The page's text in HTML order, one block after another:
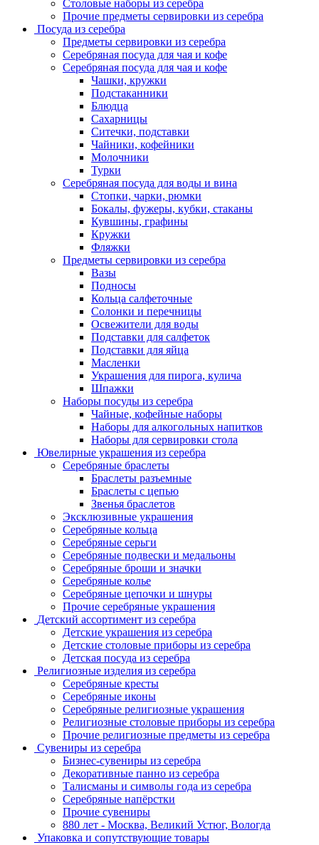
Столовые наборы из серебра
Прочие предметы сервировки из серебра
Посуда из серебра
Предметы сервировки из серебра
Серебряная посуда для чая и кофе
Серебряная посуда для чая и кофе
Чашки, кружки
Подстаканники
Блюдца
Сахарницы
Ситечки, подставки
Чайники, кофейники
Молочники
Турки
Серебряная посуда для воды и вина
Стопки, чарки, рюмки
Бокалы, фужеры, кубки, стаканы
Кувшины, графины
Кружки
Фляжки
Предметы сервировки из серебра
Вазы
Подносы
Кольца салфеточные
Солонки и перечницы
Освежители для воды
Подставки для салфеток
Подставки для яйца
Масленки
Украшения для пирога, кулича
Шпажки
Наборы посуды из серебра
Чайные, кофейные наборы
Наборы для алкогольных напитков
Наборы для сервировки стола
Ювелирные украшения из серебра
Серебряные браслеты
Браслеты разъемные
Браслеты с цепью
Звенья браслетов
Эксклюзивные украшения
Серебряные кольца
Серебряные серьги
Серебряные подвески и медальоны
Серебряные броши и значки
Серебряные колье
Серебряные цепочки и шнуры
Прочие серебряные украшения
Детский ассортимент из серебра
Детские украшения из серебра
Детские столовые приборы из серебра
Детская посуда из серебра
Религиозные изделия из серебра
Серебряные кресты
Серебряные иконы
Серебряные религиозные украшения
Религиозные столовые приборы из серебра
Прочие религиозные предметы из серебра
Сувениры из серебра
Бизнес-сувениры из серебра
Декоративные панно из серебра
Талисманы и символы года из серебра
Серебряные напёрстки
Прочие сувениры
880 лет - Москва, Великий Устюг, Вологда
Упаковка и сопутствующие товары